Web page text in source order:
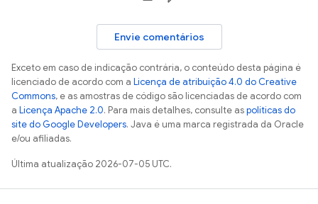
Envie comentários
Exceto em caso de indicação contrária, o conteúdo desta página é
licenciado de acordo com a Licença de atribuição 4.0 do Creative
Commons, e as amostras de código são licenciadas de acordo com
a Licença Apache 2.0. Para mais detalhes, consulte aspolíticas do
site do Google Developers. Java é uma marca registrada da Oracle
e/ou afiliadas.
Última atualização 2026-07-05 UTC.